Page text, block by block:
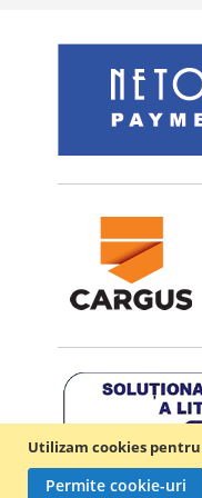
Utilizam cookies
Permite cookie-uri